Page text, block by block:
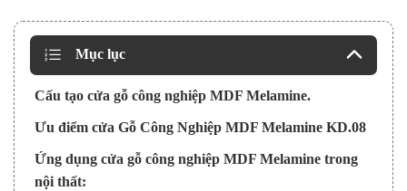
Mục lục
Cấu tạo cửa gỗ công nghiệp MDF Melamine.
Ưu điểm cửa Gỗ Công Nghiệp MDF Melamine KD.08
Ứng dụng cửa gỗ công nghiệp MDF Melamine trong
nội thất: